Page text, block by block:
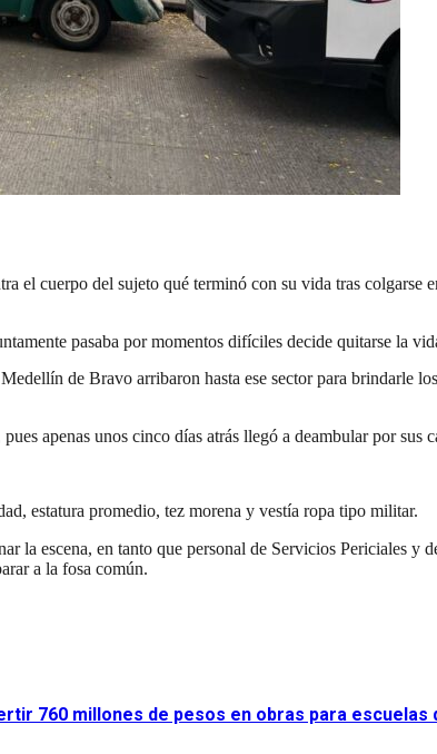
el cuerpo del sujeto qué terminó con su vida tras
pasaba por momentos difíciles decide quitarse la
de Bravo arribaron hasta ese sector para brindarle
apenas unos cinco días atrás llegó a deambular por
estatura promedio, tez morena y vestía ropa tipo militar.
la escena, en tanto que personal de Servicios Periciales
a la fosa común.
760 millones de pesos en obras para escuelas